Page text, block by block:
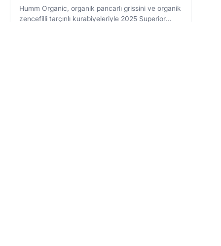
Humm Organic, organik pancarlı grissini ve organik
zencefilli tarçınlı kurabiyeleriyle 2025 Superior